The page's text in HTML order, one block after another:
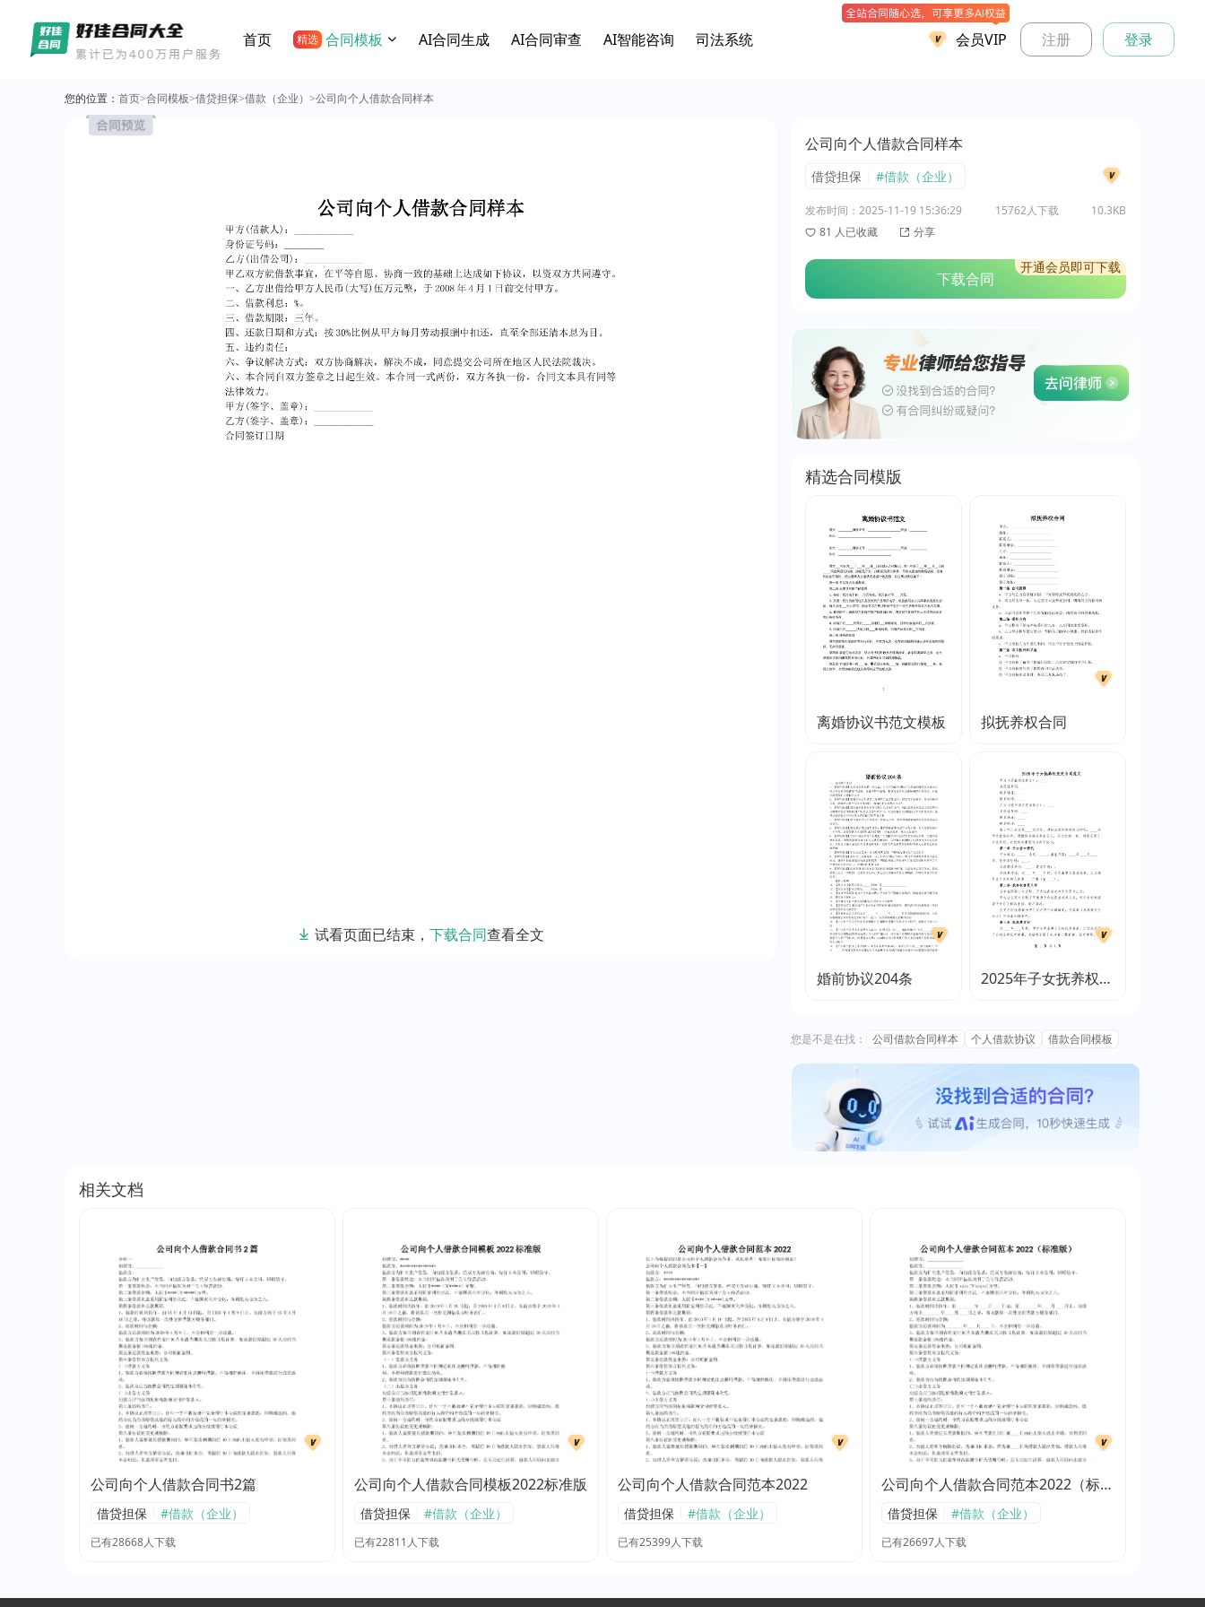
首页 精选 合同模板 AI合同生成 AI合同审查 AI智能咨询 司法系统 会员VIP 注册 登录
您的位置： 首页>合同模板>借贷担保>借款（企业） >公司向个人借款合同样本
试看页面已结束， 下载合同查看全文
公司向个人借款合同样本
借贷担保 #借款（企业）
发布时间：2025-11-19 15:36:29 15762人下载
10.3KB
81 人已收藏
分享
下载合同
开通会员即可下载
精选合同模版
离婚协议书范文模板 拟抚养权合同
婚前协议204条
2025年子女抚养权变
您是不是在找： 公司借款合同样本 个人借款协议 借款合同模板
相关文档
公司向个人借款合同书2篇
借贷担保 #借款（企业）
已有28668人下载
公司向个人借款合同模板2022标准版
借贷担保 #借款（企业）
已有22811人下载
公司向个人借款合同范本2022
借贷担保 #借款（企业）
已有25399人下载
公司向个人借款合同范本2022（标准
版）
借贷担保 #借款（企业）
已有26697人下载